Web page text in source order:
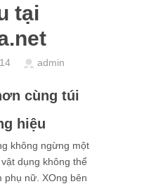
tại
admin
cùng túi
hiệu
không ngừng một
dụng không thể
phụ nữ. XOng bên